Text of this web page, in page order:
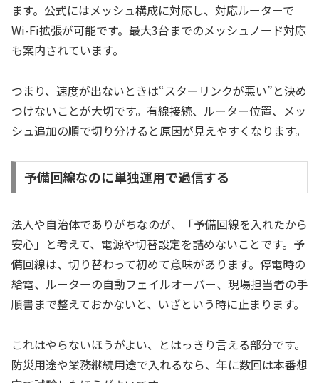
ます。公式にはメッシュ構成に対応し、対応ルーターで
Wi-Fi拡張が可能です。最大3台までのメッシュノード対応
も案内されています。
つまり、速度が出ないときは“スターリンクが悪い”と決め
つけないことが大切です。有線接続、ルーター位置、メッ
シュ追加の順で切り分けると原因が見えやすくなります。
予備回線なのに単独運用で過信する
法人や自治体でありがちなのが、「予備回線を入れたから
安心」と考えて、電源や切替設定を詰めないことです。予
備回線は、切り替わって初めて意味があります。停電時の
給電、ルーターの自動フェイルオーバー、現場担当者の手
順書まで整えておかないと、いざという時に止まります。
これはやらないほうがよい、とはっきり言える部分です。
防災用途や業務継続用途で入れるなら、年に数回は本番想